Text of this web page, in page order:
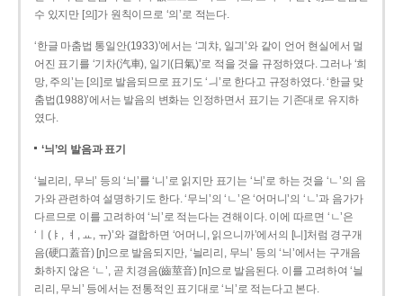
수 있지만 [의]가 원칙이므로 ‘의’로 적는다.
‘한글 마춤법 통일안(1933)’에서는 ‘긔챠, 일긔’와 같이 언어 현실에서 멀
어진 표기를 ‘기차(汽車), 일기(日氣)’로 적을 것을 규정하였다. 그러나 ‘희
망, 주의’는 [의]로 발음되므로 표기도 ‘ㅢ’로 한다고 규정하였다. ‘한글 맞
춤법(1988)’에서는 발음의 변화는 인정하면서 표기는 기존대로 유지하
였다.
‘늬’의 발음과 표기
‘늴리리, 무늬’ 등의 ‘늬’를 ‘니’로 읽지만 표기는 ‘늬’로 하는 것을 ‘ㄴ’의 음
가와 관련하여 설명하기도 한다. ‘무늬’의 ‘ㄴ’은 ‘어머니’의 ‘ㄴ’과 음가가
다르므로 이를 고려하여 ‘늬’로 적는다는 견해이다. 이에 따르면 ‘ㄴ’은
‘ㅣ(ㅑ, ㅕ, ㅛ, ㅠ)’와 결합하면 ‘어머니, 읽으니까’에서의 [니]처럼 경구개
음(硬口蓋音) [ɲ]으로 발음되지만, ‘늴리리, 무늬’ 등의 ‘늬’에서는 구개음
화하지 않은 ‘ㄴ’, 곧 치경음(齒莖音) [n]으로 발음된다. 이를 고려하여 ‘늴
리리, 무늬’ 등에서는 전통적인 표기대로 ‘늬’로 적는다고 본다.